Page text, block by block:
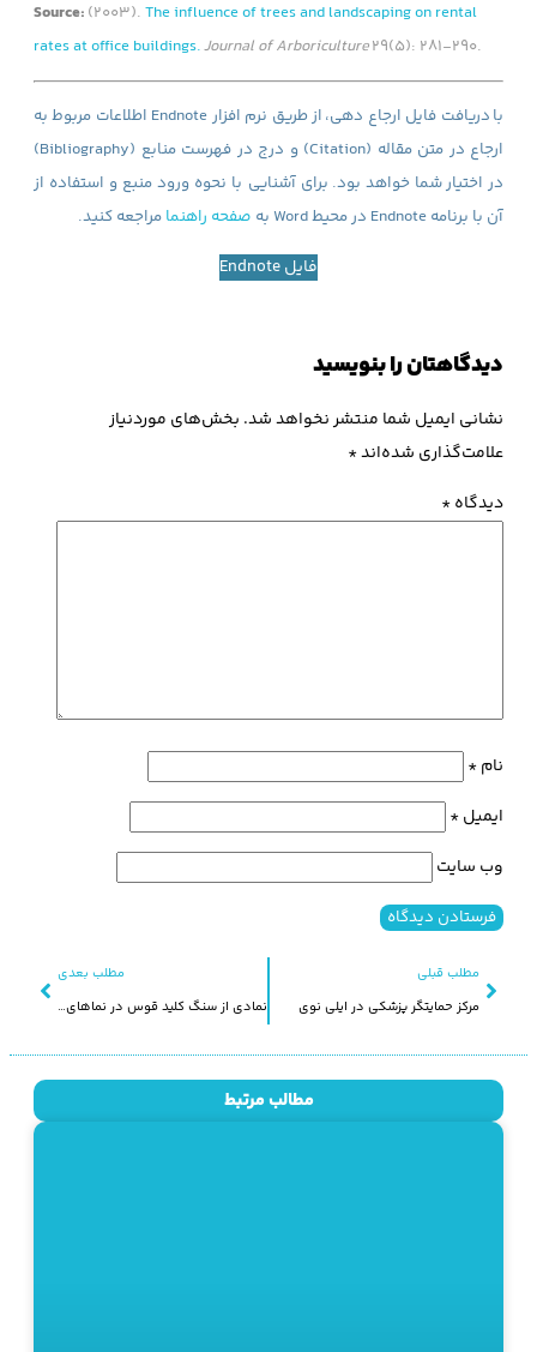
Source: (2003). The influence of trees and landscaping on rental
rates at office buildings.Journal of Arboriculture29(5): 281-290.
با
دریافت فایل ارجاع دهی، از طریق نرم افزار Endnote اطلاعات مربوط به
ارجاع در متن مقاله (Citation) و درج در فهرست منابع (Bibliography)
در اختیار شما خواهد بود. برای آشنایی با نحوه ورود منبع و استفاده از
آن با برنامه Endnote در محیط Word به
صفحه راهنما مراجعه کنید.
فایل Endnote
مطلب قبلی
مرکز حمایتگر پزشکی در ایلی نوی
مطلب بعدی
نمادی از سنگ کلید قوس در نماهای غیرسنگی روسیه
دیدگاهتان را بنویسید
نشانی ایمیل شما منتشر نخواهد شد. بخش‌های موردنیاز
علامت‌گذاری شده‌اند*
دیدگاه*
نام*
ایمیل*
وب‌ سایت
مطالب مرتبط